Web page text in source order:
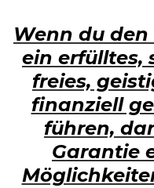
Wenn du
ein erfülltes,
freies,
finanziell
führen,
Garantie